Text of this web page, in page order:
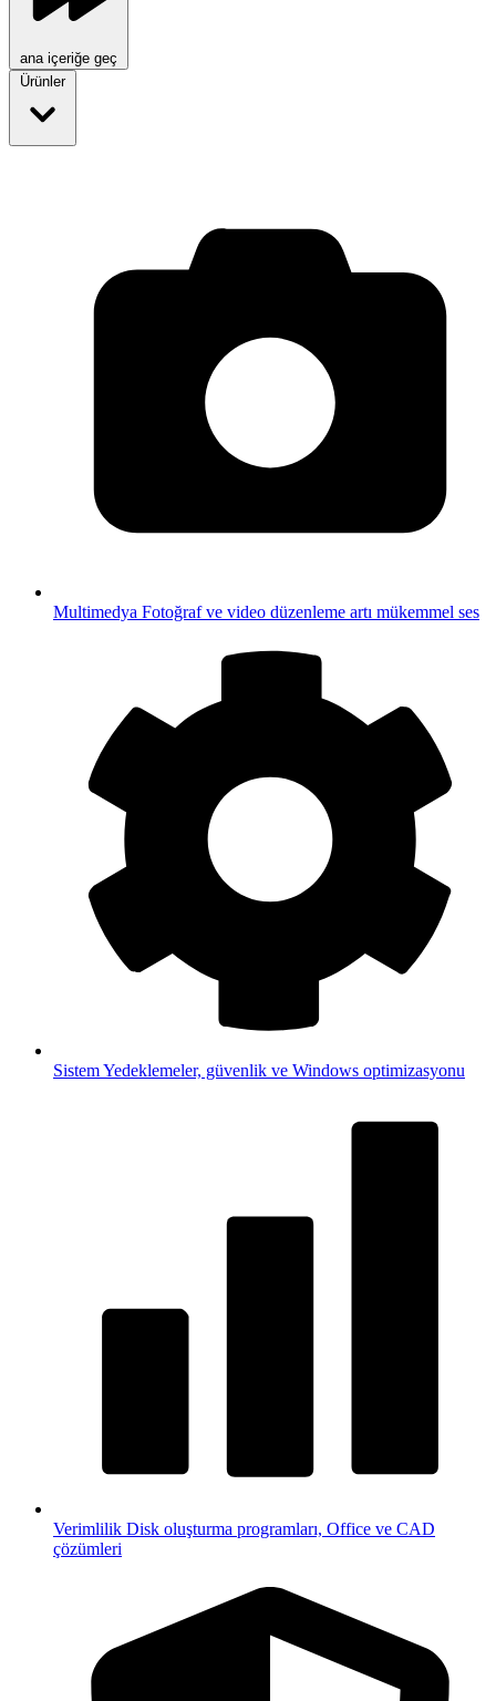
ana içeriğe geç
Ürünler
Multimedya Fotoğraf ve video düzenleme artı mükemmel ses
SistemYedeklemeler, güvenlik ve Windows optimizasyonu
Verimlilik Disk oluşturma programları, Office ve CAD
çözümleri